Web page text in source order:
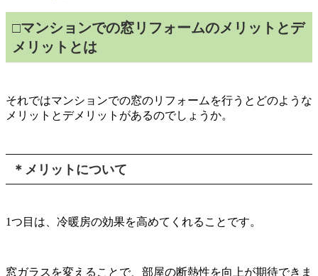
□マンションでの窓リフォームのメリットとデ
メリットとは
それではマンションでの窓のリフォームを行うとどのような
メリットとデメリットがあるのでしょうか。
＊メリットについて
1つ目は、冷暖房の効果を高めてくれることです。
窓ガラスを変えることで、部屋の断熱性を向上が期待できま